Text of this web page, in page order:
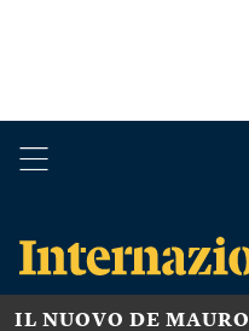
IL NUOVO DE MAURO